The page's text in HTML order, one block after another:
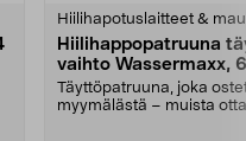
Hiilihapotuslaitteet &
Hiilihappopatruuna
vaihto Wassermaxx,
Täyttöpatruuna, joka
myymälästä – muista